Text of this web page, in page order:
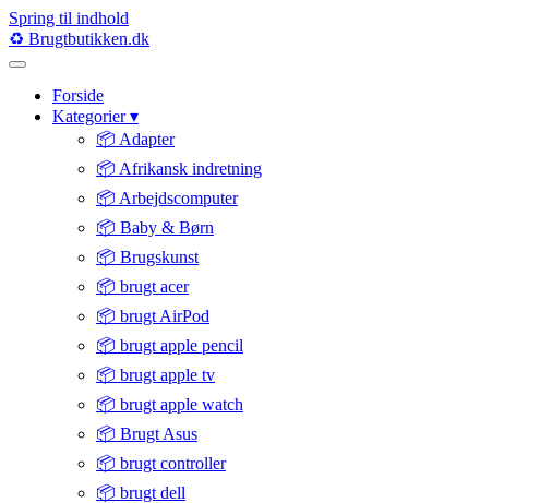
Spring til indhold
♻️ Brugtbutikken.dk
Forside
Kategorier▾
📦 Adapter
📦 Afrikansk indretning
📦 Arbejdscomputer
📦 Baby & Børn
📦 Brugskunst
📦 brugt acer
📦 brugt AirPod
📦 brugt apple pencil
📦 brugt apple tv
📦 brugt apple watch
📦 Brugt Asus
📦 brugt controller
📦 brugt dell